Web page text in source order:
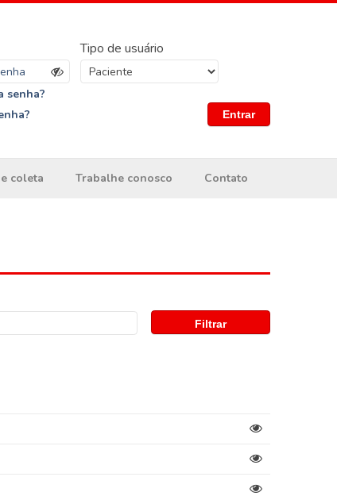
senha?
Tipo de usuário
Entrar
coleta Trabalhe conosco Contato
Filtrar